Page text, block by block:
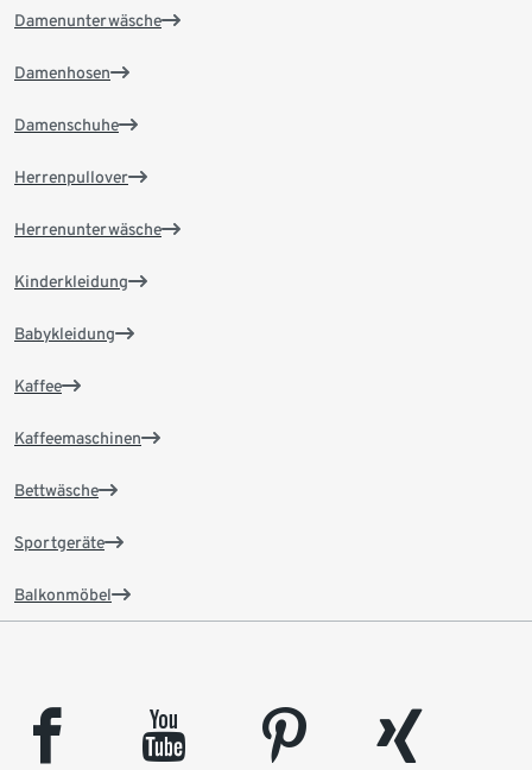
Damenunterwäsche
Damenhosen
Damenschuhe
Herrenpullover
Herrenunterwäsche
Kinderkleidung
Babykleidung
Kaffee
Kaffeemaschinen
Bettwäsche
Sportgeräte
Balkonmöbel
facebook youtube pinterest
xing